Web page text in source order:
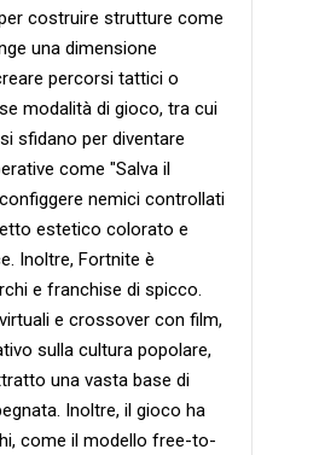
costruire strutture come
una dimensione
percorsi tattici o
modalità di gioco, tra cui
sfidano per diventare
come "Salva il
nemici controllati
estetico colorato e
Inoltre, Fortnite è
e franchise di spicco.
e crossover con film,
sulla cultura popolare,
una vasta base di
Inoltre, il gioco ha
come il modello free-to-